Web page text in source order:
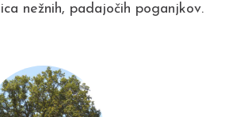
nežnih, padajočih poganjkov.